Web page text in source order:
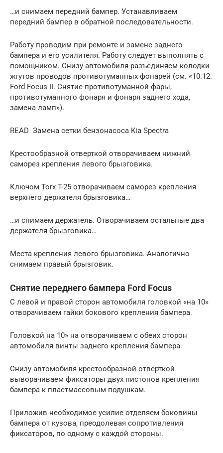
…и снимаем передний бампер. Устанавливаем
передний бампер в обратной последовательности.
Работу проводим при ремонте и замене заднего
бампера и его усилителя. Работу следует выполнять с
помощником. Снизу автомобиля разъединяем колодки
жгутов проводов противотуманных фонарей (см. «10.12.
Ford Focus II. Снятие противотуманной фары,
противотуманного фонаря и фонаря заднего хода,
замена ламп»).
READ Замена сетки бензонасоса Kia Spectra
Крестообразной отверткой отворачиваем нижний
саморез крепления левого брызговика.
Ключом Torx T-25 отворачиваем саморез крепления
верхнего держателя брызговика…
…и снимаем держатель. Отворачиваем остальные два
держателя брызговика…
Места крепления левого брызговика. Аналогично
снимаем правый брызговик.
Снятие переднего бампера Ford Focus
С левой и правой сторон автомобиля головкой «на 10»
отворачиваем гайки бокового крепления бампера.
Головкой на 10» на отворачиваем с обеих сторон
автомобиля винты заднего крепления бампера.
Снизу автомобиля крестообразной отверткой
выворачиваем фиксаторы двух пистонов крепления
бампера к пластмассовым подушкам.
Приложив необходимое усилие отделяем боковины
бампера от кузова, преодолевая сопротивления
фиксаторов, по одному с каждой стороны.